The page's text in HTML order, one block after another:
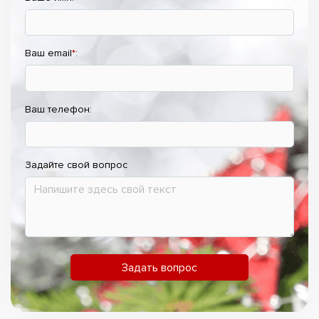
Ваш email*:
Ваш телефон:
Задайте свой вопрос
Задать вопрос